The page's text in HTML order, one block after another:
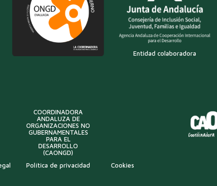
Entidad colaboradora
COORDINADORA
ANDALUZA DE
ORGANIZACIONES NO
GUBERNAMENTALES
PARA EL
DESARROLLO
(CAONGD)
Política de privacidad Cookies